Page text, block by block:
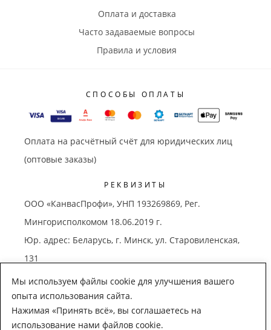
Мы используем файлы cookie для улучшения вашего
опыта использования сайта.
Нажимая «Принять всё», вы соглашаетесь на
использование нами файлов cookie.
Оплата и доставка
Часто задаваемые вопросы
Правила и условия
СПОСОБЫ ОПЛАТЫ
Оплата на расчётный счёт для юридических лиц
(оптовые заказы)
РЕКВИЗИТЫ
ООО «КанвасПрофи», УНП 193269869, Рег.
Мингорисполкомом 18.06.2019 г.
Юр. адрес: Беларусь, г. Минск, ул. Старовиленская,
131
Зарегистрирован в торговом реестре РБ 19.07.2019
г., № 454857